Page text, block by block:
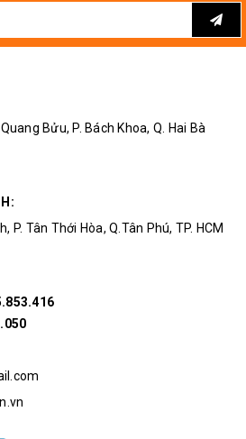
Bửu, P. Bách Khoa, Q. Hai Bà
P. Tân Thới Hòa, Q.Tân Phú, TP. HCM